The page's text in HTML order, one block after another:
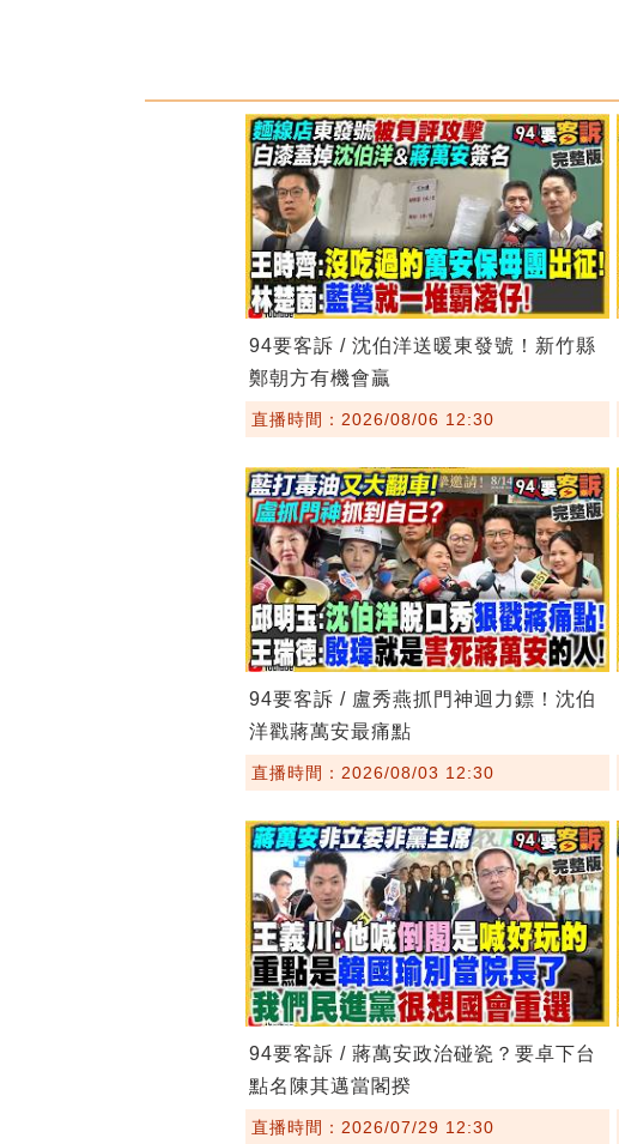
94要客訴 / 沈伯洋送暖東發號！新竹縣
鄭朝方有機會贏
直播時間：2026/08/06 12:30
94要客訴 / 盧秀燕抓門神迴力鏢！沈伯
洋戳蔣萬安最痛點
直播時間：2026/08/03 12:30
94要客訴 / 蔣萬安政治碰瓷？要卓下台
點名陳其邁當閣揆
直播時間：2026/07/29 12:30